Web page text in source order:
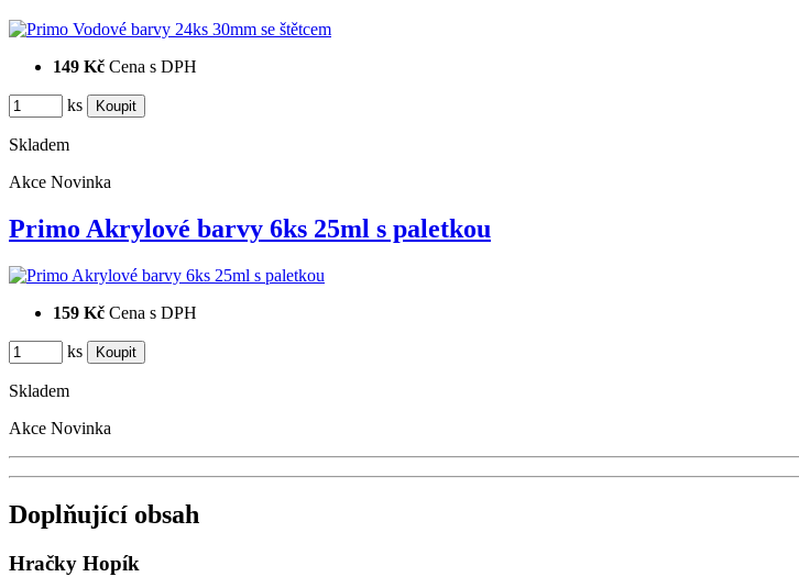
149 Kč Cena s DPH
ks
Skladem
Akce Novinka
Primo Akrylové barvy 6ks 25ml s paletkou
159 Kč Cena s DPH
ks
Skladem
Akce Novinka
Doplňující obsah
Hračky Hopík